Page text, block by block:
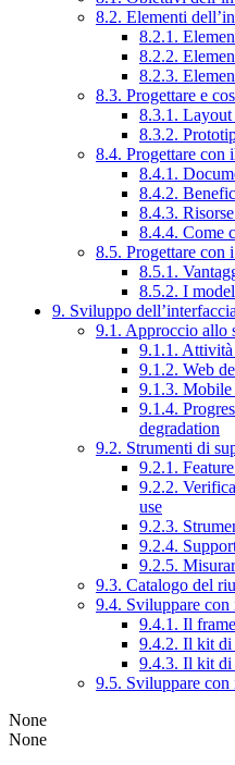
8.2. Elementi
8.2.1.
8.2.2.
8.2.3.
8.3. Progettare e
8.3.1. Layout
8.3.2.
8.4. Progettare con
8.4.1.
8.4.2.
8.4.3.
8.4.4. Come
8.5. Progettare con
8.5.1.
8.5.2. I
9. Sviluppo dell’interfaccia
9.1. Approccio allo
9.1.1.
9.1.2. Web
9.1.3.
9.1.4.
degradation
9.2. Strumenti di
9.2.1.
9.2.2.
use
9.2.3.
9.2.4.
9.2.5.
9.3. Catalogo del
9.4. Sviluppare con
9.4.1. Il
9.4.2. Il kit di
9.4.3. Il kit
9.5. Sviluppare
None
None